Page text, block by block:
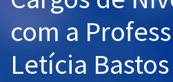
Questões grátis
Conteúdo gratuito
Blog
com a
Letícia Bastos